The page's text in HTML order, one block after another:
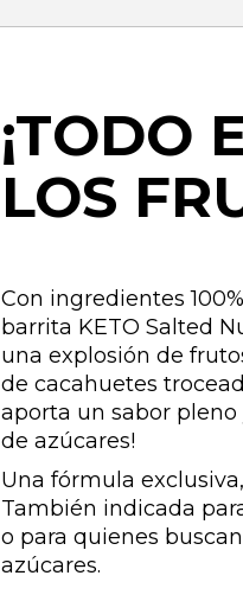
¡TODO
LOS
Con ingredientes
barrita KETO Salted
una explosión de
de cacahuetes
aporta un sabor pleno
de azúcares!
Una fórmula
También indicada
o para quienes
azúcares.